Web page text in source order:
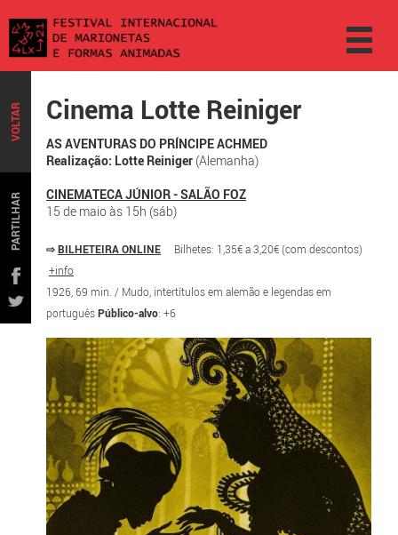
VOLTAR
PARTILHAR
Cinema Lotte Reiniger
AS AVENTURAS DO PRÍNCIPE ACHMED
Realização: Lotte Reiniger(Alemanha)
CINEMATECA JÚNIOR - SALÃO FOZ
15 de maio às 15h (sáb)
⇨BILHETEIRA ONLINE
Bilhetes: 1,35€ a 3,20€ (com descontos)
+info
1926, 69 min. / Mudo, intertítulos em alemão e legendas em
portuguêsPúblico-alvo: +6